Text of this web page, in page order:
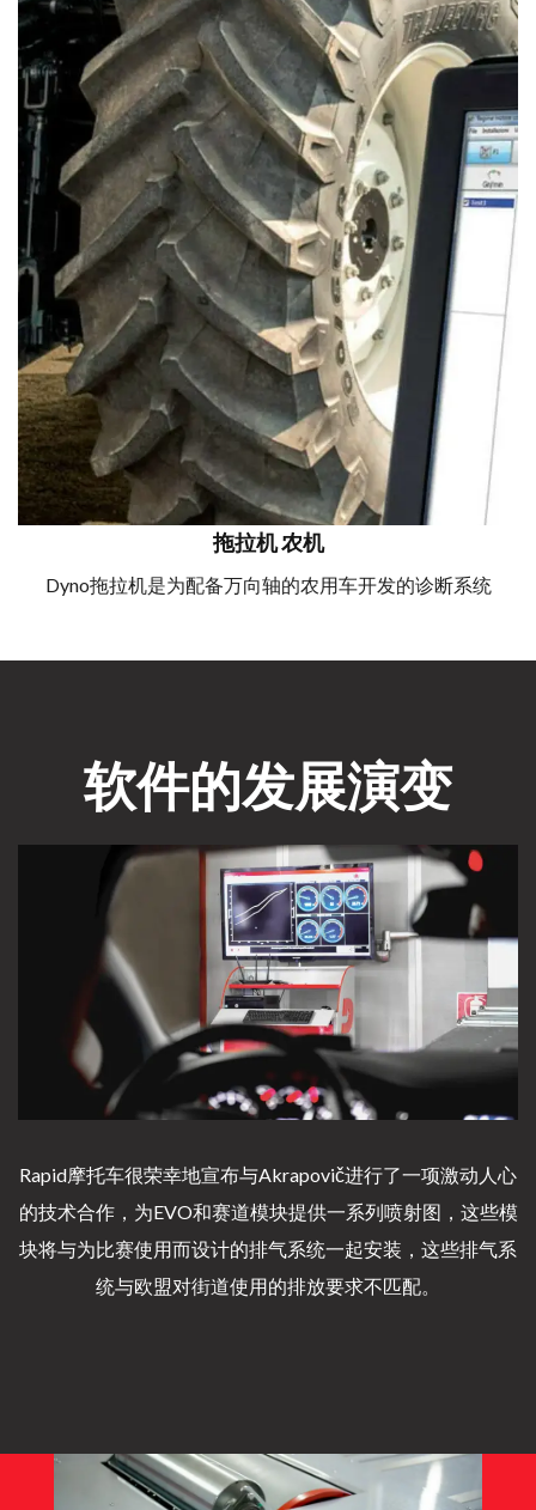
拖拉机 农机
Dyno拖拉机是为配备万向轴的农用车开发的诊断系统
软件的发展演变
Rapid摩托车很荣幸地宣布与Akrapovič进行了一项激动人心
的技术合作，为EVO和赛道模块提供一系列喷射图，这些模
块将与为比赛使用而设计的排气系统一起安装，这些排气系
统与欧盟对街道使用的排放要求不匹配。